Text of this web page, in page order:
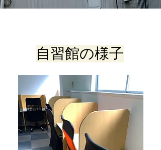
自習館の様子